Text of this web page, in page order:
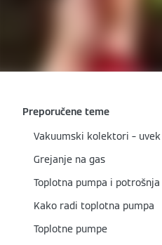
Preporučene teme
Vakuumski kolektori –
Grejanje na gas
Toplotna pumpa i
Kako radi toplotna pumpa
Toplotne pumpe